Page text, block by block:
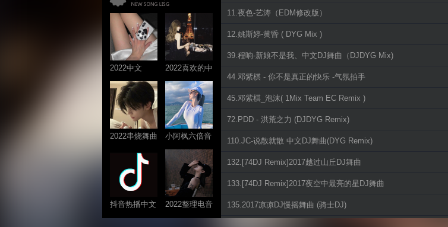
2022中文
ProgHouse歌
曲
2022喜欢的中
文DJ舞曲
2022串烧舞曲
小阿枫六倍音
质系列 车载
抖音热播中文
系列
2022整理电音
系列
11.夜色-艺涛（EDM修改版）
12.姚斯婷-黄昏 ( DYG Mix )
39.程响-新娘不是我、中文DJ舞曲（DJDYG Mix)
44.邓紫棋 - 你不是真正的快乐 -气氛拍手
45.邓紫棋_泡沫( 1Mix Team EC Remix )
72.PDD - 洪荒之力 (DJDYG Remix)
110.JC-说散就散 中文DJ舞曲(DYG Remix)
132.[74DJ Remix]2017越过山丘DJ舞曲
133.[74DJ Remix]2017夜空中最亮的星DJ舞曲
135.2017凉凉DJ慢摇舞曲 (骑士DJ)